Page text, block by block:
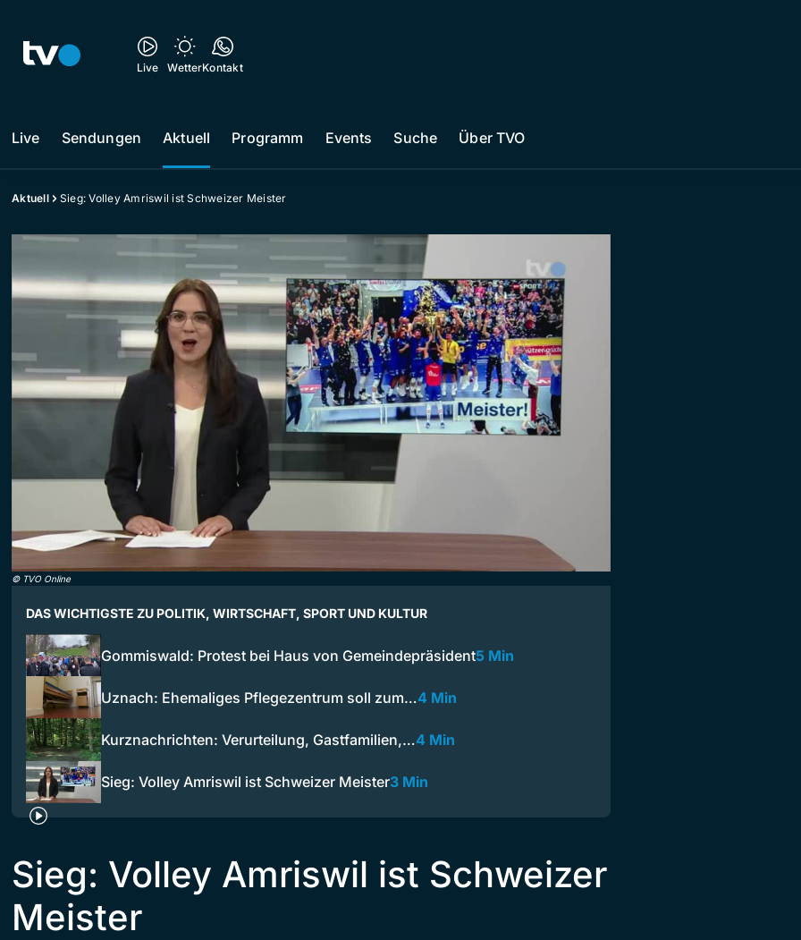
Live WetterKontakt
Live Sendungen Aktuell Programm Events Suche Über TVO
Aktuell Sieg: Volley Amriswil ist Schweizer Meister
© TVO Online
DAS WICHTIGSTE ZU POLITIK, WIRTSCHAFT, SPORT UND KULTUR
Gommiswald: Protest bei Haus von Gemeindepräsident5 Min
Uznach: Ehemaliges Pflegezentrum soll zum…4 Min
Kurznachrichten: Verurteilung, Gastfamilien,…4 Min
Sieg: Volley Amriswil ist Schweizer Meister3 Min
Sieg: Volley Amriswil ist Schweizer
Meister